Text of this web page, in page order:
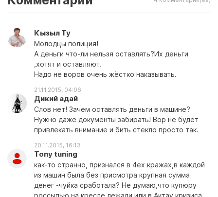
Кызыл Ту
Молодцы полиция!
А деньги что-ли нельзя оставлять?Их деньги
,хотят и оставляют.
Надо не воров очень жёстко наказывать.
21.11.2015, 04:06
Дикий адай
Слов нет! Зачем оставлять деньги в машине?
Нужно даже документы забирать! Вор не будет
привлекать внимание и бить стекло просто так.
20.11.2015, 16:13
Tony tuning
как-то странно, признался в 4ех кражах,в каждой
из машин была без присмотра крупная сумма
денег -чуйка сработала? Не думаю,что купюру
россыпью на кресле лежали или в Актау кризиса